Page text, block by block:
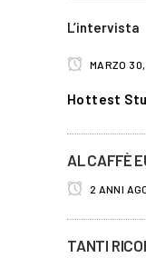
L’intervista
MARZO
Hottest
AL CAFFÈ
2 ANNI
TANTI